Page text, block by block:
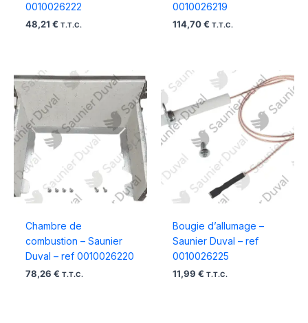
0010026222
48,21 € T.T.C.
0010026219
114,70 € T.T.C.
Chambre de
combustion – Saunier
Duval – ref 0010026220
78,26 € T.T.C.
Bougie d’allumage –
Saunier Duval – ref
0010026225
11,99 € T.T.C.